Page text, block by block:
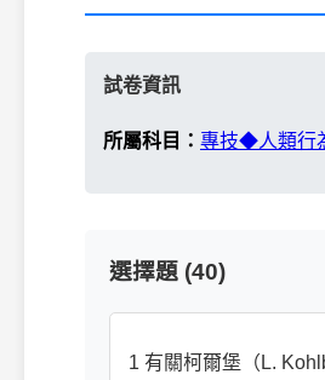
試卷資訊
所屬科目： 專技◆人類行
選擇題 (40)
1 有關柯爾堡（L.